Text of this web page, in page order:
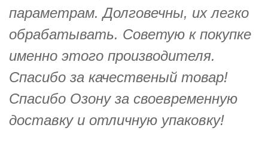
параметрам. Долговечны, их легко
обрабатывать. Советую к покупке
именно этого производителя.
Спасибо за качественый товар!
Спасибо Озону за своевременную
доставку и отличную упаковку!